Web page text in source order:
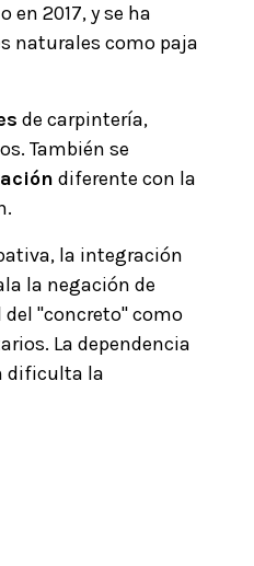
en 2017, y se ha
naturales como paja
de carpintería,
También se
diferente con la
la integración
la negación de
"concreto" como
La dependencia
dificulta la